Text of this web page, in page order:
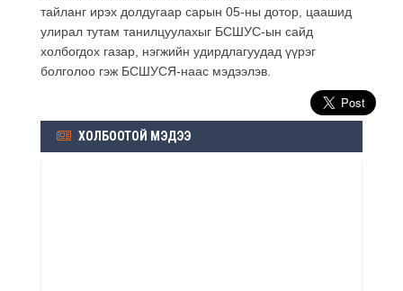
тайланг ирэх долдугаар сарын 05-ны дотор, цаашид
улирал тутам танилцуулахыг БСШУС-ын сайд
холбогдох газар, нэгжийн удирдлагуудад үүрэг
болголоо гэж БСШУСЯ-наас мэдээлэв.
ХОЛБООТОЙ МЭДЭЭ